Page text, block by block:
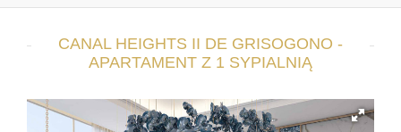
CANAL HEIGHTS II DE GRISOGONO -
APARTAMENT Z 1 SYPIALNIĄ